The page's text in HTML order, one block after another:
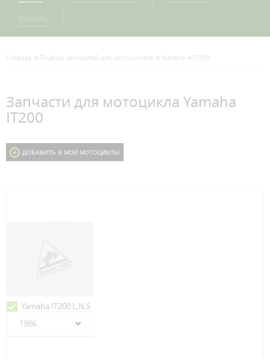
Главная Подбор запчастей для мотоциклов Yamaha IT200
Запчасти для мотоцикла Yamaha
IT200
ДОБАВИТЬ В МОИ МОТОЦИКЛЫ
Yamaha IT200 L,N,S
1986